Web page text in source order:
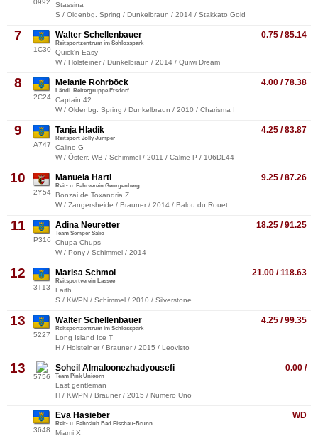
0992
Stassina
S / Oldenbg. Spring / Dunkelbraun / 2014 / Stakkato Gold
7
1C30
0.75 / 85.14
Walter Schellenbauer
Reitsportzentrum im Schlosspark
Quick'n Easy
W / Holsteiner / Dunkelbraun / 2014 / Quiwi Dream
8
2C24
4.00 / 78.38
Melanie Rohrböck
Ländl. Reitergruppe Etsdorf
Captain 42
W / Oldenbg. Spring / Dunkelbraun / 2010 / Charisma I
9
A747
4.25 / 83.87
Tanja Hladik
Reitsport Jolly Jumper
Calino G
W / Österr. WB / Schimmel / 2011 / Calme P / 106DL44
10
2Y54
9.25 / 87.26
Manuela Hartl
Reit- u. Fahrverein Georgenberg
Bonzai de Toxandria Z
W / Zangersheide / Brauner / 2014 / Balou du Rouet
11
P316
18.25 / 91.25
Adina Neuretter
Team Semper Salio
Chupa Chups
W / Pony / Schimmel / 2014
12
3T13
21.00 / 118.63
Marisa Schmol
Reitsportverein Lassee
Faith
S / KWPN / Schimmel / 2010 / Silverstone
13
5227
4.25 / 99.35
Walter Schellenbauer
Reitsportzentrum im Schlosspark
Long Island Ice T
H / Holsteiner / Brauner / 2015 / Leovisto
13
5756
0.00 /
Soheil Almaloonezhadyousefi
Team Pink Unicorn
Last gentleman
H / KWPN / Brauner / 2015 / Numero Uno
3648
WD
Eva Hasieber
Reit- u. Fahrclub Bad Fischau-Brunn
Miami X